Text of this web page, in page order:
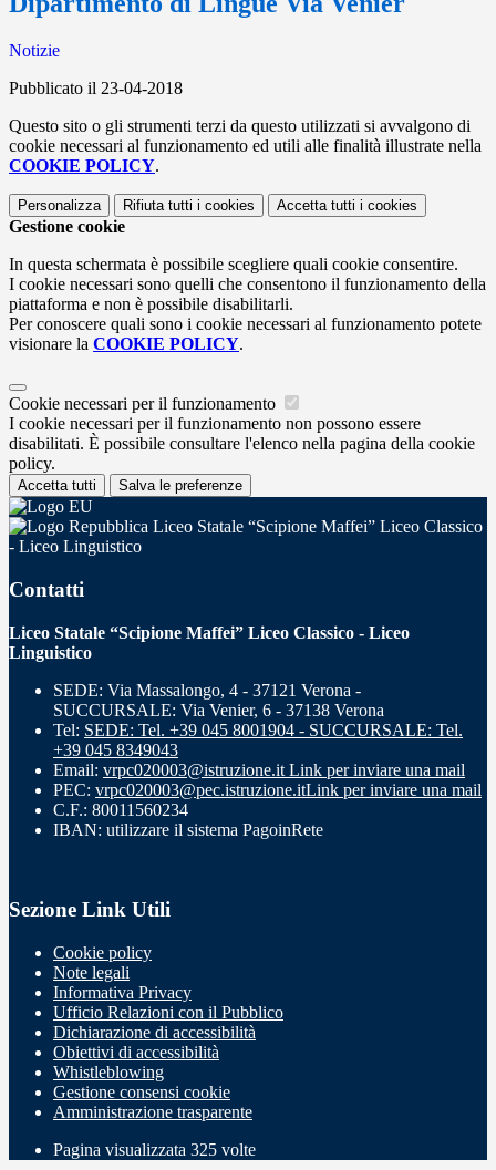
Notizie
Pubblicato il 23-04-2018
Questo sito o gli strumenti terzi da questo utilizzati si avvalgono di
cookie necessari al funzionamento ed utili alle finalità illustrate nella
COOKIE POLICY.
Personalizza Rifiuta tutti i cookies Accetta tutti i cookies
Gestione cookie
In questa schermata è possibile scegliere quali cookie consentire.
I cookie necessari sono quelli che consentono il funzionamento della
piattaforma e non è possibile disabilitarli.
Per conoscere quali sono i cookie necessari al funzionamento potete
visionare la COOKIE POLICY.
Cookie necessari per il funzionamento
I cookie necessari per il funzionamento non possono essere
disabilitati. È possibile consultare l'elenco nella pagina della cookie
policy.
Accetta tutti Salva le preferenze
Liceo Statale “Scipione Maffei” Liceo Classico
- Liceo Linguistico
Contatti
Liceo Statale “Scipione Maffei” Liceo Classico - Liceo
Linguistico
SEDE: Via Massalongo, 4 - 37121 Verona -
SUCCURSALE: Via Venier, 6 - 37138 Verona
Tel: SEDE: Tel. +39 045 8001904 - SUCCURSALE: Tel.
+39 045 8349043
Email: vrpc020003@istruzione.it Link per inviare una mail
PEC: vrpc020003@pec.istruzione.itLink per inviare una mail
C.F.: 80011560234
IBAN: utilizzare il sistema PagoinRete
Sezione Link Utili
Cookie policy
Note legali
Informativa Privacy
Ufficio Relazioni con il Pubblico
Dichiarazione di accessibilità
Obiettivi di accessibilità
Whistleblowing
Gestione consensi cookie
Amministrazione trasparente
Pagina visualizzata 325 volte